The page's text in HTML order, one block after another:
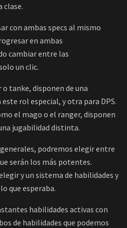
clase.
con ambas specs al mismo
en ambas
cambiar entre las
un clic.
o tanke, disponen de una
rol especial, y otra para DPS.
el mago o el ranger, disponen
jugabilidad distinta.
podremos elegir entre
serán los más potentes.
y un sistema de habilidades y
que esperaba.
habilidades activas con
de habilidades que podemos